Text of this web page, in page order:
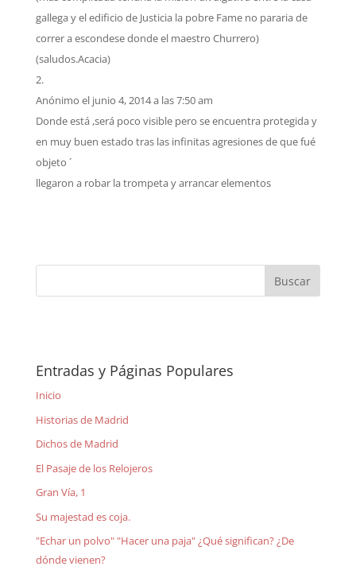
gallega y el edificio de Justicia la pobre Fame no pararia de
correr a escondese donde el maestro Churrero)
(saludos.Acacia)
Anónimo el junio 4, 2014 a las 7:50 am
Donde está ,será poco visible pero se encuentra protegida y
en muy buen estado tras las infinitas agresiones de que fué
objeto ´
llegaron a robar la trompeta y arrancar elementos
Entradas y Páginas Populares
Inicio
Historias de Madrid
Dichos de Madrid
El Pasaje de los Relojeros
Gran Vía, 1
Su majestad es coja.
"Echar un polvo" "Hacer una paja" ¿Qué significan? ¿De
dónde vienen?